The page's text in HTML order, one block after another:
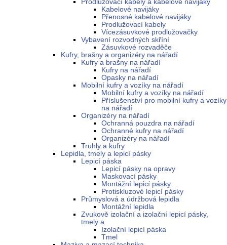
Prodlužovací kabely a kabelové navijáky
Kabelové navijáky
Přenosné kabelové navijáky
Prodlužovací kabely
Vícezásuvkové prodlužovačky
Vybavení rozvodných skříní
Zásuvkové rozvaděče
Kufry, brašny a organizéry na nářadí
Kufry a brašny na nářadí
Kufry na nářadí
Opasky na nářadí
Mobilní kufry a vozíky na nářadí
Mobilní kufry a vozíky na nářadí
Příslušenství pro mobilní kufry a vozíky
na nářadí
Organizéry na nářadí
Ochranná pouzdra na nářadí
Ochranné kufry na nářadí
Organizéry na nářadí
Truhly a kufry
Lepidla, tmely a lepicí pásky
Lepicí páska
Lepicí pásky na opravy
Maskovací pásky
Montážní lepicí pásky
Protiskluzové lepicí pásky
Průmyslová a údržbová lepidla
Montážní lepidla
Zvukově izolační a izolační lepicí pásky,
tmely a
Izolační lepicí páska
Tmel